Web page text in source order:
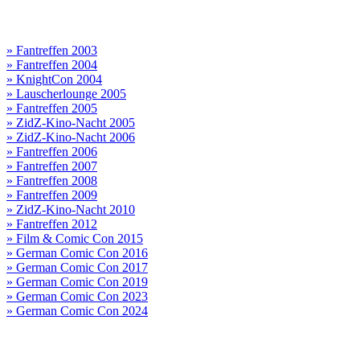
» Fantreffen 2003
» Fantreffen 2004
» KnightCon 2004
» Lauscherlounge 2005
» Fantreffen 2005
» ZidZ-Kino-Nacht 2005
» ZidZ-Kino-Nacht 2006
» Fantreffen 2006
» Fantreffen 2007
» Fantreffen 2008
» Fantreffen 2009
» ZidZ-Kino-Nacht 2010
» Fantreffen 2012
» Film & Comic Con 2015
» German Comic Con 2016
» German Comic Con 2017
» German Comic Con 2019
» German Comic Con 2023
» German Comic Con 2024